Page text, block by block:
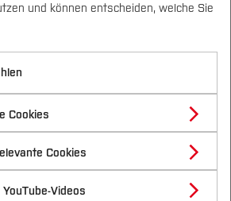
DE|EN Quicklinks
und Prüfungen
& Transfer
und Transferprofil
(FuT)
studieren
Prüfungen
und Stipendien
- Z
C
H
M
und können entscheiden, welche Sie
Cookies
Cookies
Videos